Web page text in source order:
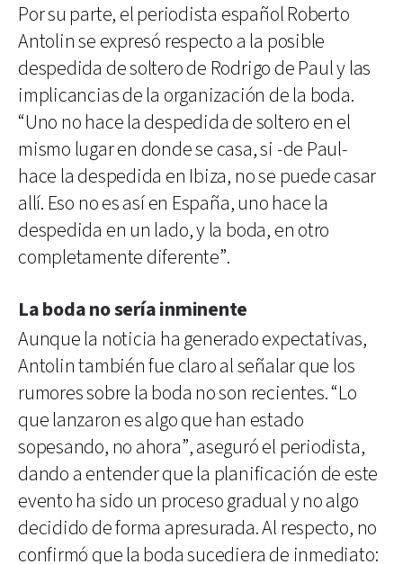
Por su parte, el periodista español Roberto
Antolin se expresó respecto a la posible
despedida de soltero de Rodrigo de Paul y las
implicancias de la organización de la boda.
“Uno no hace la despedida de soltero en el
mismo lugar en donde se casa, si -de Paul-
hace la despedida en Ibiza, no se puede casar
allí. Eso no es así en España, uno hace la
despedida en un lado, y la boda, en otro
completamente diferente”.
La boda no sería inminente
Aunque la noticia ha generado expectativas,
Antolin también fue claro al señalar que los
rumores sobre la boda no son recientes. “Lo
que lanzaron es algo que han estado
sopesando, no ahora”, aseguró el periodista,
dando a entender que la planificación de este
evento ha sido un proceso gradual y no algo
decidido de forma apresurada. Al respecto, no
confirmó que la boda sucediera de inmediato: